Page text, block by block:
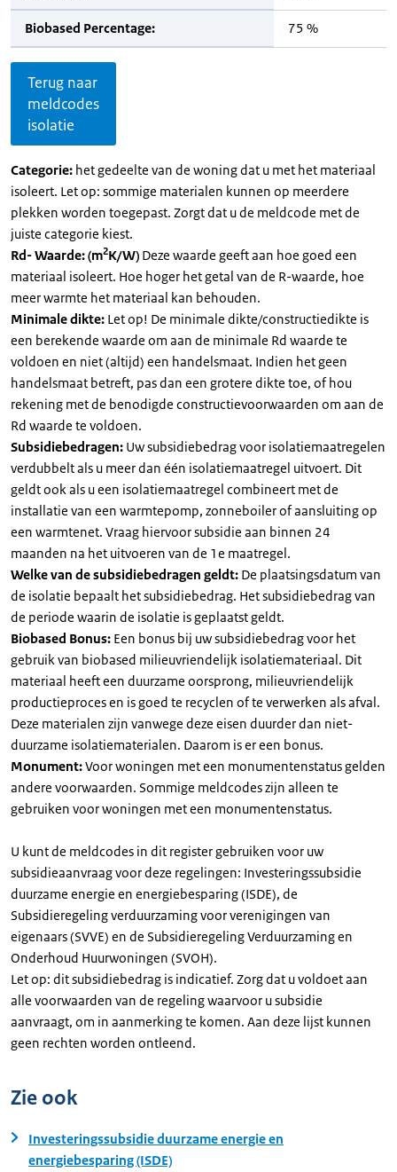
Biobased Percentage: 75 %
Terug naar
meldcodes
isolatie
Categorie: het gedeelte van de woning dat u met het materiaal
isoleert. Let op: sommige materialen kunnen op meerdere
plekken worden toegepast. Zorgt dat u de meldcode met de
juiste categorie kiest.
Rd- Waarde: (m2K/W) Deze waarde geeft aan hoe goed een
materiaal isoleert. Hoe hoger het getal van de R-waarde, hoe
meer warmte het materiaal kan behouden.
Minimale dikte: Let op! De minimale dikte/constructiedikte is
een berekende waarde om aan de minimale Rd waarde te
voldoen en niet (altijd) een handelsmaat. Indien het geen
handelsmaat betreft, pas dan een grotere dikte toe, of hou
rekening met de benodigde constructievoorwaarden om aan de
Rd waarde te voldoen.
Subsidiebedragen: Uw subsidiebedrag voor isolatiemaatregelen
verdubbelt als u meer dan één isolatiemaatregel uitvoert. Dit
geldt ook als u een isolatiemaatregel combineert met de
installatie van een warmtepomp, zonneboiler of aansluiting op
een warmtenet. Vraag hiervoor subsidie aan binnen 24
maanden na het uitvoeren van de 1e maatregel.
Welke van de subsidiebedragen geldt: De plaatsingsdatum van
de isolatie bepaalt het subsidiebedrag. Het subsidiebedrag van
de periode waarin de isolatie is geplaatst geldt.
Biobased Bonus: Een bonus bij uw subsidiebedrag voor het
gebruik van biobased milieuvriendelijk isolatiemateriaal. Dit
materiaal heeft een duurzame oorsprong, milieuvriendelijk
productieproces en is goed te recyclen of te verwerken als afval.
Deze materialen zijn vanwege deze eisen duurder dan niet-
duurzame isolatiematerialen. Daarom is er een bonus.
Monument:Voor woningen met een monumentenstatus gelden
andere voorwaarden. Sommige meldcodes zijn alleen te
gebruiken voor woningen met een monumentenstatus.
U kunt de meldcodes in dit register gebruiken voor uw
subsidieaanvraag voor deze regelingen: Investeringssubsidie
duurzame energie en energiebesparing (ISDE), de
Subsidieregeling verduurzaming voor verenigingen van
eigenaars (SVVE) en de Subsidieregeling Verduurzaming en
Onderhoud Huurwoningen (SVOH).
Let op: dit subsidiebedrag is indicatief. Zorg dat u voldoet aan
alle voorwaarden van de regeling waarvoor u subsidie
aanvraagt, om in aanmerking te komen. Aan deze lijst kunnen
geen rechten worden ontleend.
Zie ook
Investeringssubsidie duurzame energie en
energiebesparing (ISDE)